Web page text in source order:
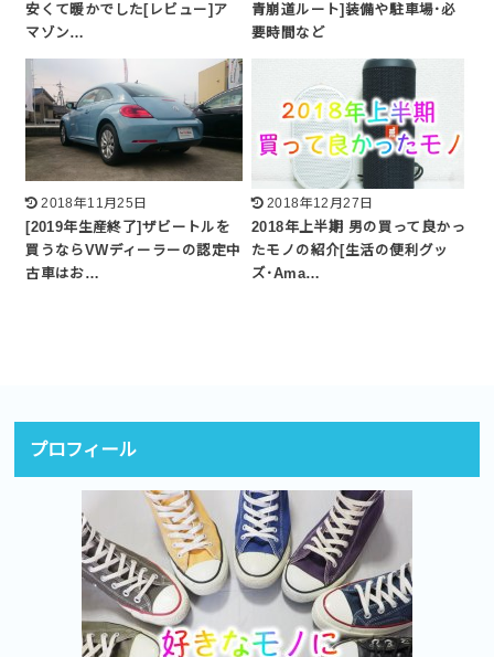
安くて暖かでした[レビュー]ア
マゾン…
青崩道ルート]装備や駐車場･必
要時間など
2018年11月25日
[2019年生産終了]ザビートルを
買うならVWディーラーの認定中
古車はお…
2018年12月27日
2018年上半期 男の買って良かっ
たモノの紹介[生活の便利グッ
ズ･Ama…
プロフィール